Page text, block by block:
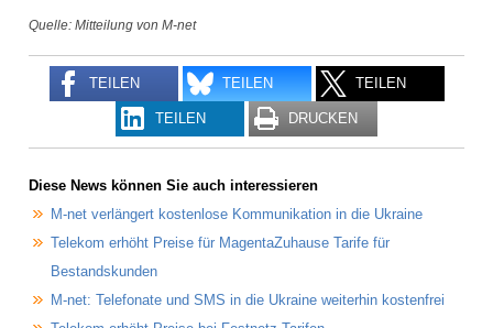
Quelle: Mitteilung von M-net
TEILEN TEILEN TEILEN
TEILEN DRUCKEN
Diese News können Sie auch interessieren
M-net verlängert kostenlose Kommunikation in die Ukraine
Telekom erhöht Preise für MagentaZuhause Tarife für
Bestandskunden
M-net: Telefonate und SMS in die Ukraine weiterhin kostenfrei